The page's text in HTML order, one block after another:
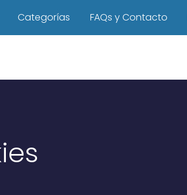
Categorías FAQs y Contacto